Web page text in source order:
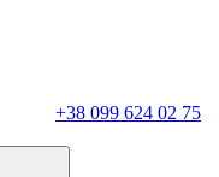
+38 099 624 02 75